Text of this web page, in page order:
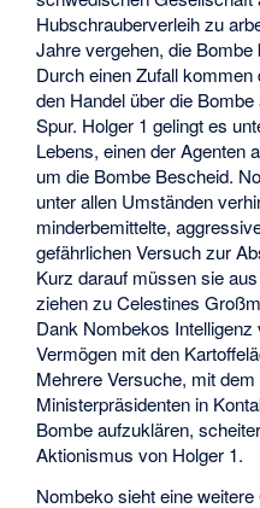
Hubschrauberverleih zu
Jahre vergehen, die
Durch einen Zufall
den Handel über die
Spur. Holger 1 gelingt es
Lebens, einen der Agenten
um die Bombe Bescheid.
unter allen Umständen
minderbemittelte,
gefährlichen Versuch zur
Kurz darauf müssen sie
ziehen zu Celestines
Dank Nombekos Intelligenz
Vermögen mit den
Mehrere Versuche, mit
Ministerpräsidenten in
Bombe aufzuklären,
Aktionismus von Holger 1.
Nombeko sieht eine